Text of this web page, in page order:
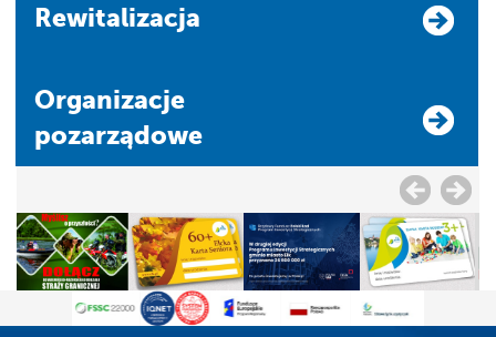
Rewitalizacja
Organizacje
pozarządowe